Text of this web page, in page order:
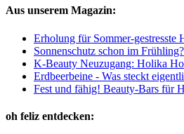
Aus unserem Magazin:
Erholung für Sommer-gestresste
Sonnenschutz schon im Frühling?
K-Beauty Neuzugang: Holika
Erdbeerbeine - Was steckt
Fest und fähig! Beauty-Bars für
oh feliz entdecken: